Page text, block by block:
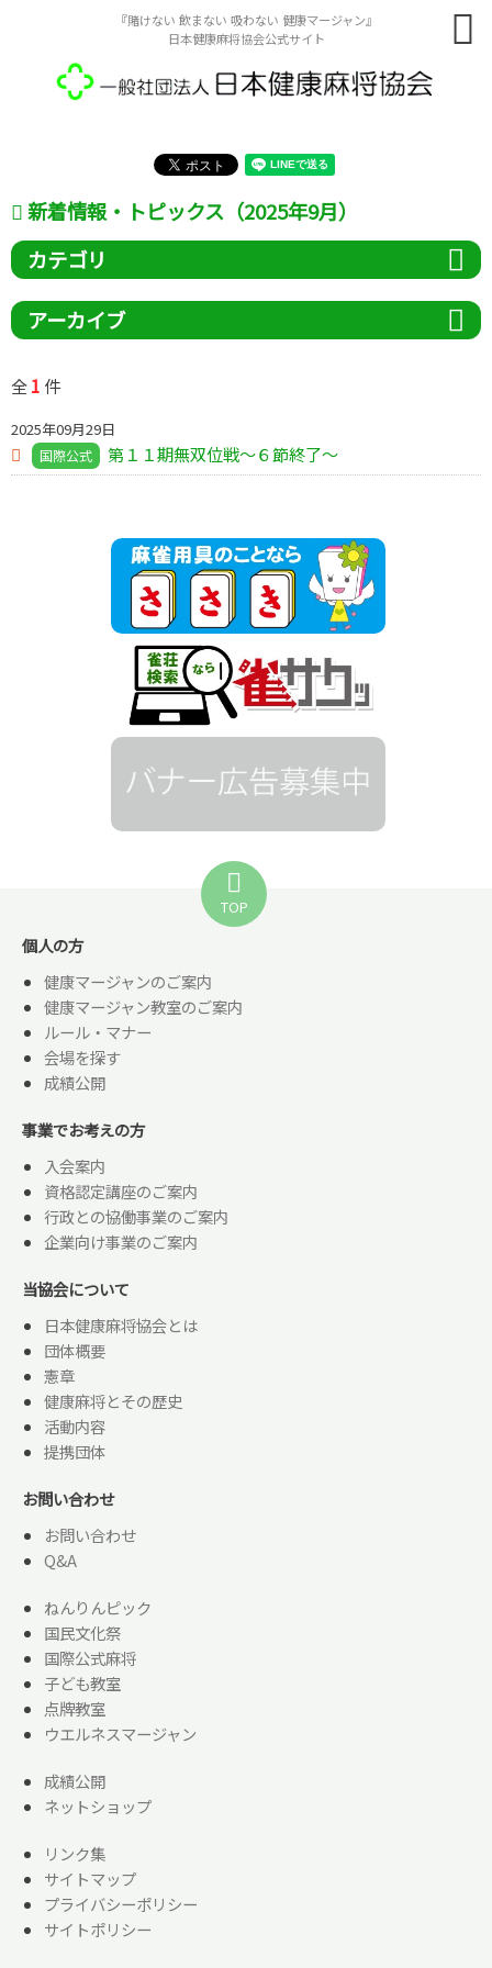
『賭けない 飲まない 吸わない 健康マージャン』
日本健康麻将協会公式サイト
新着情報・トピックス（2025年9月）
カテゴリ
アーカイブ
全1 件
2025年09月29日
国際公式 第１１期無双位戦～６節終了～
TOP
個人の方
健康マージャンのご案内
健康マージャン教室のご案内
ルール・マナー
会場を探す
成績公開
事業でお考えの方
入会案内
資格認定講座のご案内
行政との協働事業のご案内
企業向け事業のご案内
当協会について
日本健康麻将協会とは
団体概要
憲章
健康麻将とその歴史
活動内容
提携団体
お問い合わせ
お問い合わせ
Q&A
ねんりんピック
国民文化祭
国際公式麻将
子ども教室
点牌教室
ウエルネスマージャン
成績公開
ネットショップ
リンク集
サイトマップ
プライバシーポリシー
サイトポリシー